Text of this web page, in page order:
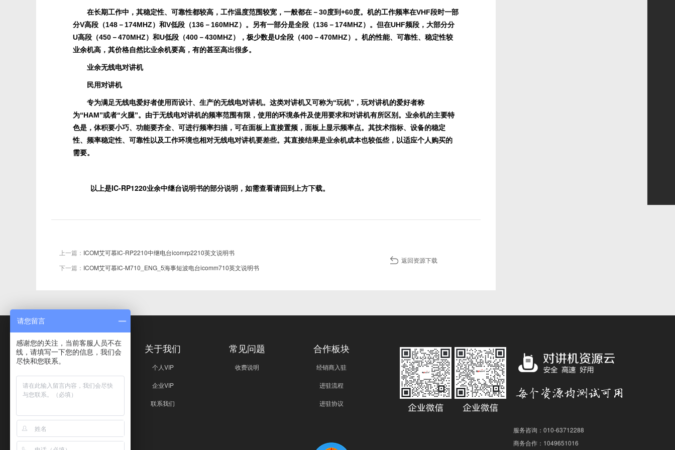
在长期工作中，其稳定性、可靠性都较高，工作温度范围较宽，一般都在－30度到+60度。机的工作频率在VHF段时一部
分V高段（148－174MHZ）和V低段（136－160MHZ）。另有一部分是全段（136－174MHZ）。但在UHF频段，大部分分
U高段（450－470MHZ）和U低段（400－430MHZ），极少数是U全段（400－470MHZ）。机的性能、可靠性、稳定性较
业余机高，其价格自然比业余机要高，有的甚至高出很多。
业余无线电对讲机
民用对讲机
专为满足无线电爱好者使用而设计、生产的无线电对讲机。这类对讲机又可称为“玩机”，玩对讲机的爱好者称
为“HAM”或者“火腿”。由于无线电对讲机的频率范围有限，使用的环境条件及使用要求和对讲机有所区别。业余机的主要特
色是，体积要小巧、功能要齐全、可进行频率扫描，可在面板上直接置频，面板上显示频率点。其技术指标、设备的稳定
性、频率稳定性、可靠性以及工作环境也相对无线电对讲机要差些。其直接结果是业余机成本也较低些，以适应个人购买的
需要。
以上是IC-RP1220业余中继台说明书的部分说明，如需查看请回到上方下载。
上一篇： ICOM艾可慕IC-RP2210中继电台icomrp2210英文说明书
下一篇： ICOM艾可慕IC-M710_ENG_5海事短波电台icomm710英文说明书
返回资源下载
免责声明 关于我们
个人VIP
企业VIP
联系我们
常见问题
收费说明
合作板块
经销商入驻
进驻流程
进驻协议
服务咨询：010-63712288
商务合作：1049651016
请您留言
感谢您的关注，当前客服人员不在
线，请填写一下您的信息，我们会
尽快和您联系。